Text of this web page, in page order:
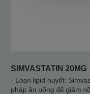
SIMVASTATIN 20MG
- Loạn lipid huyết:
pháp ăn uống để giảm